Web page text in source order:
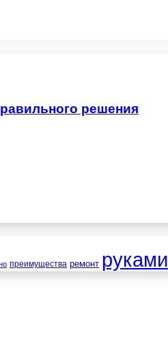
решения
преимущества ремонт руками